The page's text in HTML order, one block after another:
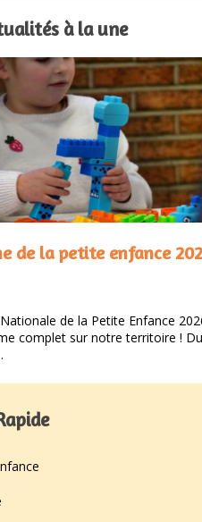
à la une
de la petite enfance
de la Petite Enfance
complet sur notre territoire !